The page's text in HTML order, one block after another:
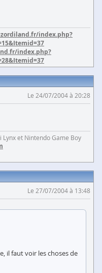
index.php?
index.php?
Le 24/07/2004 à 20:28
et Nintendo Game Boy
Le 27/07/2004 à 13:48
il faut voir les choses de